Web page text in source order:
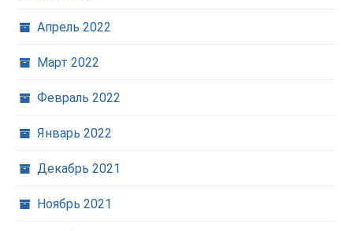
Апрель 2022
Март 2022
Февраль 2022
Январь 2022
Декабрь 2021
Ноябрь 2021